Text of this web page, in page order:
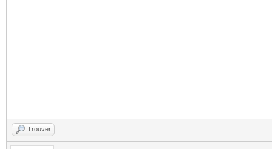
Trouver